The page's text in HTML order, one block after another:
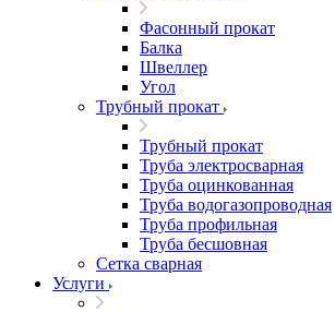
Фасонный прокат
Балка
Швеллер
Угол
Трубный прокат
Трубный прокат
Труба электросварная
Труба оцинкованная
Труба водогазопроводная
Труба профильная
Труба бесшовная
Сетка сварная
Услуги